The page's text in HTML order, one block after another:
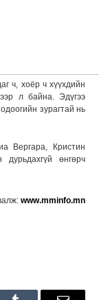
ч, хоёр ч хүүхдийн
л байна. Эдүгээ
зурагтай нь
Вергара, Кристин
дурьдахгүй өнгөрч
www.mminfo.mn